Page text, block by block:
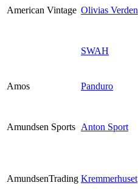
American Vintage Olivias Verden
SWAH
Amos Panduro
Amundsen Sports Anton Sport
AmundsenTrading Kremmerhuset